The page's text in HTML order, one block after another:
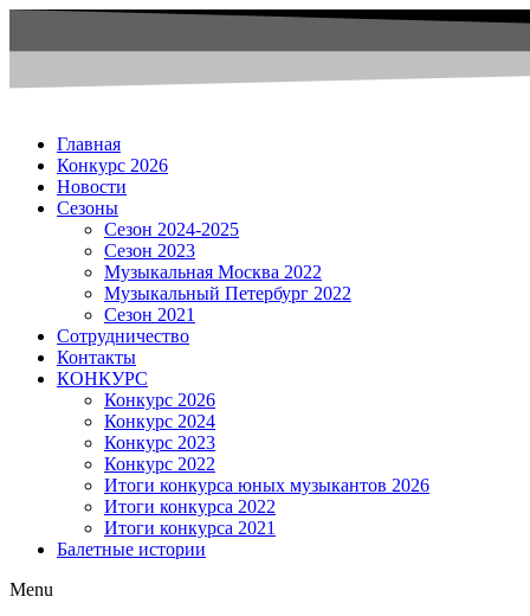
Главная
Конкурс 2026
Новости
Сезоны
Сезон 2024-2025
Сезон 2023
Музыкальная Москва 2022
Музыкальный Петербург 2022
Сезон 2021
Сотрудничество
Контакты
КОНКУРС
Конкурс 2026
Конкурс 2024
Конкурс 2023
Конкурс 2022
Итоги конкурса юных музыкантов 2026
Итоги конкурса 2022
Итоги конкурса 2021
Балетные истории
Menu